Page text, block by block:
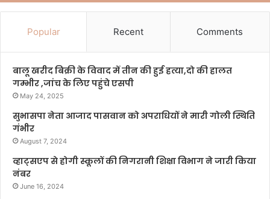
Popular Recent Comments
बालू खरीद बिक्री के विवाद में तीन की हुई हत्या,दो की हालत
गम्भीर ,जांच के लिए पहुंचे एसपी
May 24, 2025
सुभासपा नेता आजाद पासवान को अपराधियों ने मारी गोली स्थिति
गंभीर
August 7, 2024
व्हाट्सएप से होगी स्कूलों की निगरानी शिक्षा विभाग ने जारी किया
नंबर
June 16, 2024